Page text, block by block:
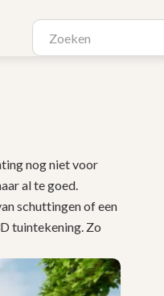
nog niet voor
al te goed.
schuttingen of een
tuintekening. Zo